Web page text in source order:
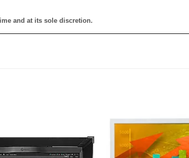
and at its sole discretion.
到願
望清
單